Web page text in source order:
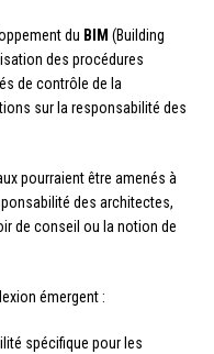
du BIM (Building
des procédures
de contrôle de la
sur la responsabilité des
pourraient être amenés à
des architectes,
de conseil ou la notion de
émergent :
spécifique pour les